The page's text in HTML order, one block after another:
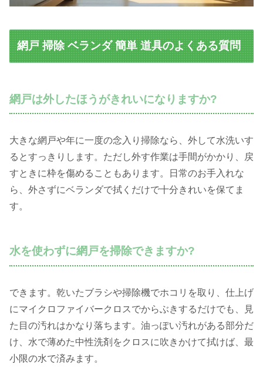
網戸 掃除 ベランダ 簡単 道具のよくある質問
網戸は外したほうがきれいになりますか?
大きな網戸や年に一度の念入り掃除なら、外して水洗いす
るとすっきりします。ただし外す作業は手間がかかり、戻
すときに枠を傷めることもあります。日常のお手入れな
ら、外さずにベランダで拭くだけで十分きれいを保てま
す。
水を使わずに網戸を掃除できますか?
できます。乾いたブラシや掃除機でホコリを取り、仕上げ
にマイクロファイバークロスでからぶきするだけでも、見
た目の汚れはかなり落ちます。油っぽい汚れがある部分だ
け、水で薄めた中性洗剤をクロスに吹きかけて拭けば、最
小限の水で済みます。